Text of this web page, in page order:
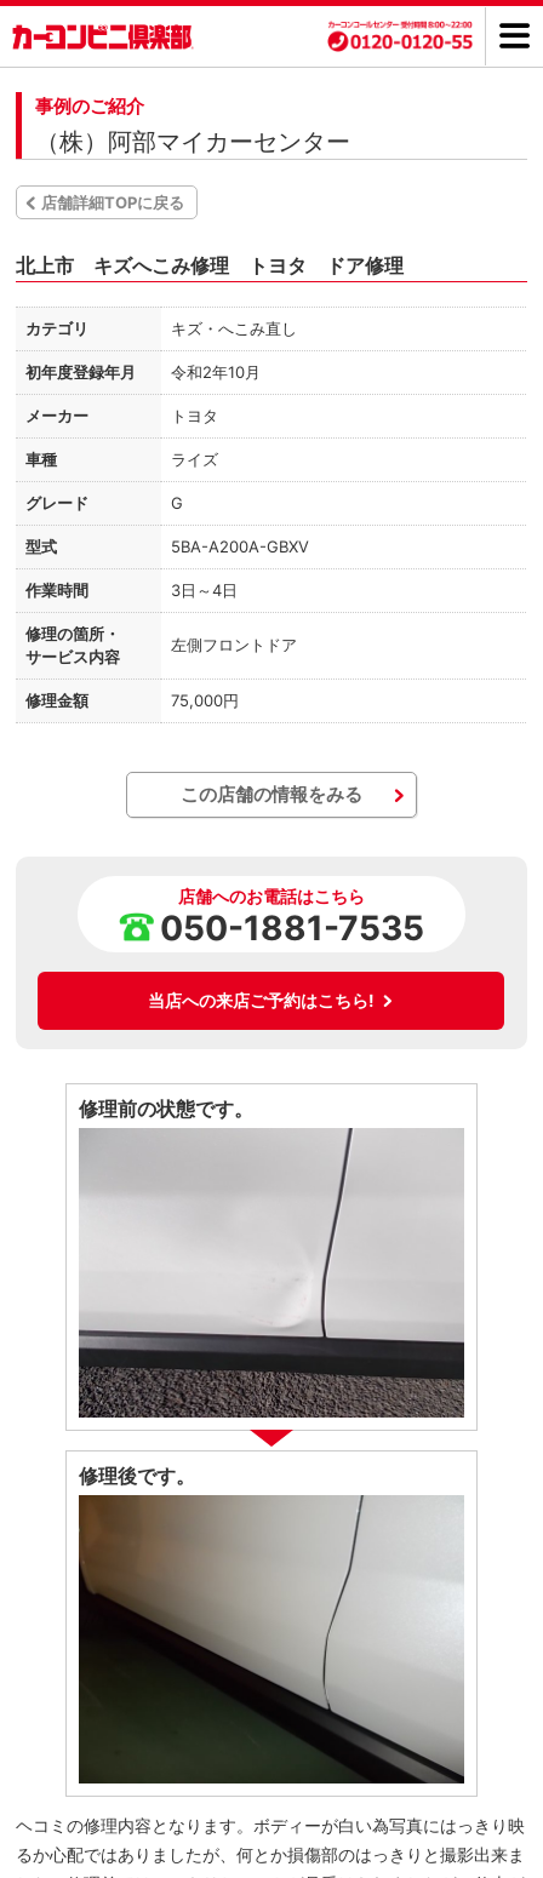
事例のご紹介
（株）阿部マイカーセンター
店舗詳細TOPに戻る
北上市 キズへこみ修理 トヨタ ドア修理
カテゴリ キズ・へこみ直し
初年度登録年月 令和2年10月
メーカー トヨタ
車種 ライズ
グレード G
型式 5BA-A200A-GBXV
作業時間 3日～4日
修理の箇所・
サービス内容
左側フロントドア
修理金額 75,000円
この店舗の情報をみる
店舗へのお電話はこちら
050-1881-7535
当店への来店ご予約はこちら!
修理前の状態です。
修理後です。
ヘコミの修理内容となります。ボディーが白い為写真にはっきり映
るか心配ではありましたが、何とか損傷部のはっきりと撮影出来ま